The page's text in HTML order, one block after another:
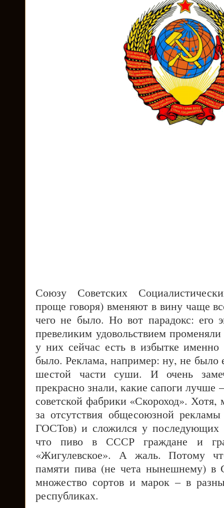
Союзу Советских
проще говоря) вменяют в вину чаще
чего не было. Но вот парадокс: его
превеликим удовольствием
у них сейчас есть в избытке именно
было. Реклама, например: ну, не было
шестой части суши. И очень
прекрасно знали, какие сапоги
советской фабрики «Скороход».
за отсутствия общесоюзной
ГОСТов) и сложился у
что пиво в СССР граждане и
«Жигулевское». А жаль. Потому
памяти пива (не чета нынешнему) в
множество сортов и марок – в
республиках.